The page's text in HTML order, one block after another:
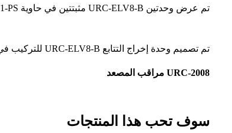
تم عرض وحدتين URC-ELV8-B مثبتتين في حاوية ENCL1-PS
تم تصميم وحدة إخراج التتابع URC-ELV8-B للتركيب في حاوية ENCL1 القياسية. متوفر بشكل فردي أو كجزء من URC-2008
URC-2008 مراقب المصعد
سوف تحب هذا المنتجات